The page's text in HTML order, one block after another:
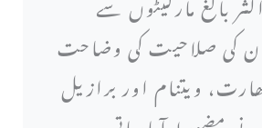
کی صلاحیت کی وضاحت
ویتنام اور برازیل